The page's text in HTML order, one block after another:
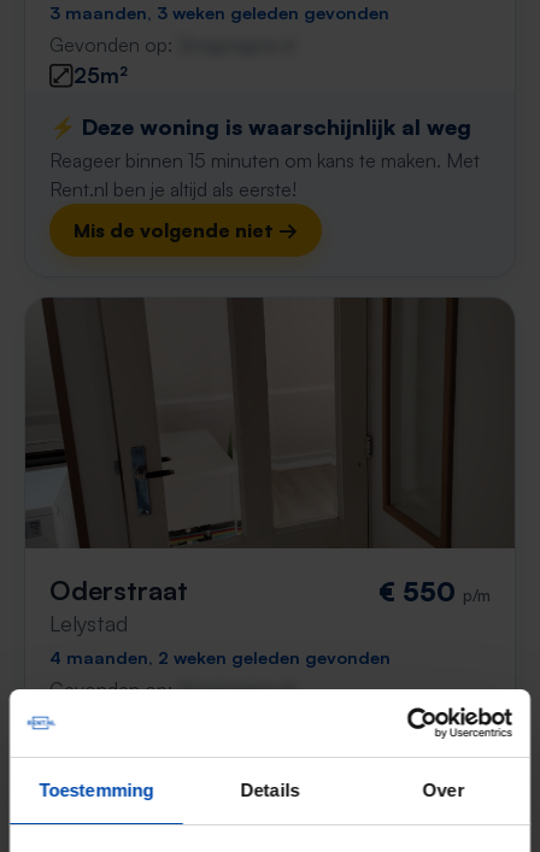
Toestemming Details Over
3 maanden, 3 weken geleden gevonden
Gevonden op:
25m²
⚡️ Deze woning is waarschijnlijk al weg
Reageer binnen 15 minuten om kans te maken. Met
Rent.nl ben je altijd als eerste!
Mis de volgende niet →
Oderstraat
Lelystad
€ 550 p/m
4 maanden, 2 weken geleden gevonden
Gevonden op:Gnagnagna.nl
Reageer binnen 15 minuten om kans te maken. Met